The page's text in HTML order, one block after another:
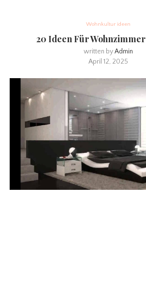
Wohnkultur ideen
20 Ideen Für
written byAdmin
April 12, 2025